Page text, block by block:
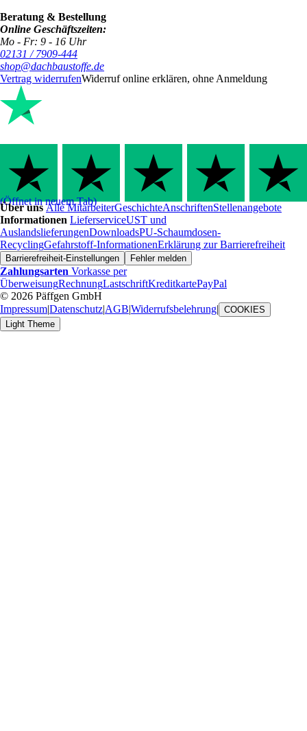
Beratung & Bestellung
Online Geschäftszeiten:
Mo - Fr: 9 - 16 Uhr
02131 / 7909-444
shop@dachbaustoffe.de
Vertrag widerrufenWiderruf online erklären, ohne Anmeldung
(Öffnet in neuem Tab)
Über unsAlle MitarbeiterGeschichteAnschriftenStellenangebote
Informationen LieferserviceUST und
AuslandslieferungenDownloadsPU-Schaumdosen-
RecyclingGefahrstoff-InformationenErklärung zur Barrierefreiheit
Barrierefreiheit-Einstellungen Fehler melden
Zahlungsarten Vorkasse per
ÜberweisungRechnungLastschriftKreditkartePayPal
© 2026 Päffgen GmbH
Impressum|Datenschutz|AGB|Widerrufsbelehrung| COOKIES
Light Theme